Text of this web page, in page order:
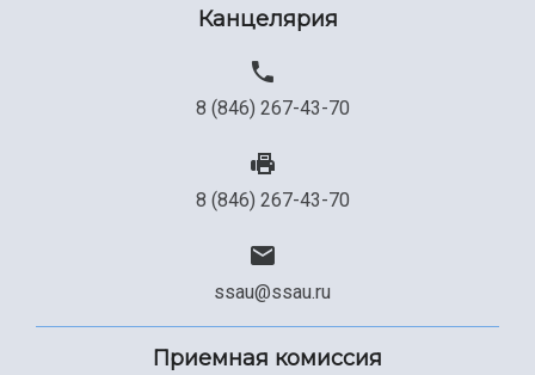
Канцелярия
8 (846) 267-43-70
8 (846) 267-43-70
ssau@ssau.ru
Приемная комиссия